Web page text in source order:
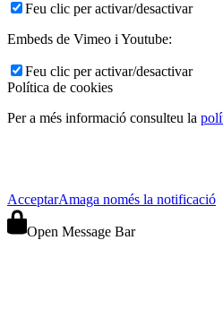
Feu clic per activar/desactivar
Embeds de Vimeo i Youtube:
Feu clic per activar/desactivar
Política de cookies
Per a més informació consulteu la
AcceptarAmaga només la notificació
Open Message Bar